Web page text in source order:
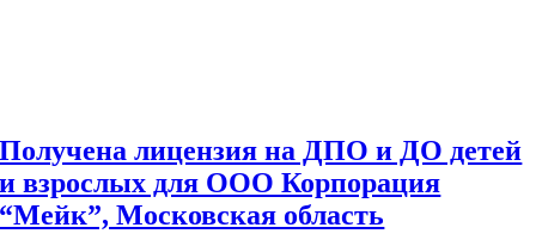
Получена лицензия на ДПО и ДО детей
и взрослых для ООО Корпорация
“Мейк”, Московская область